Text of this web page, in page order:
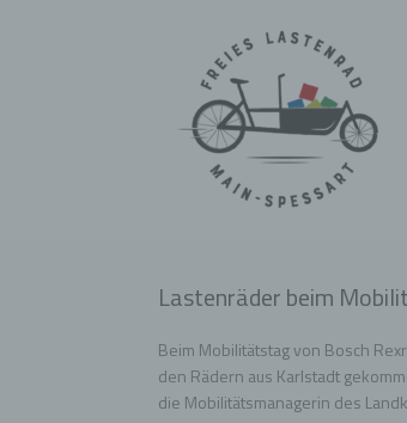
Lastenräder beim
Beim Mobilitätstag von Bosch
den Rädern aus Karlstadt
die Mobilitätsmanagerin des